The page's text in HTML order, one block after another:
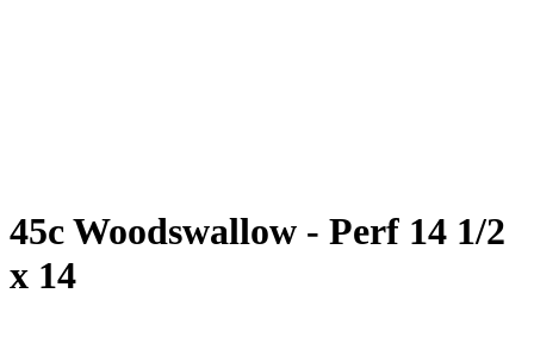
45c Woodswallow - Perf 14 1/2
x 14